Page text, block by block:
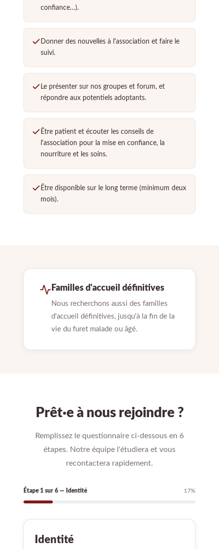
confiance…).
Donner des nouvelles à l'association et faire le
suivi.
Le présenter sur nos groupes et forum, et
répondre aux potentiels adoptants.
Être patient et écouter les conseils de
l'association pour la mise en confiance, la
nourriture et les soins.
Être disponible sur le long terme (minimum deux
mois).
Familles d'accueil définitives
Nous recherchons aussi des familles
d'accueil définitives, jusqu'à la fin de la
vie du furet malade ou âgé.
Prêt·e à nous rejoindre ?
Remplissez le questionnaire ci-dessous en 6
étapes. Notre équipe l'étudiera et vous
recontactera rapidement.
Étape 1 sur 6 — Identité 17%
Identité